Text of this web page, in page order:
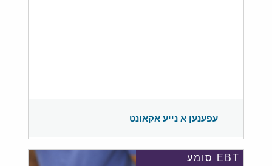
עפענען א נייע אקאונט
EBT סומע